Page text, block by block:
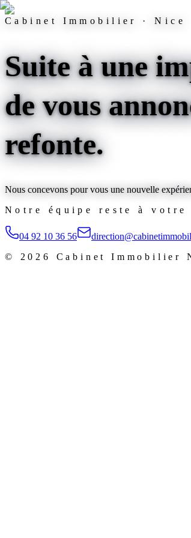
Cabinet Immobilier · Nice
Suite à une
de vous
refonte.
Nous concevons pour vous une nouvelle
Notre équipe reste à votre
04 92 10 36 56
© 2026 Cabinet Immobilier